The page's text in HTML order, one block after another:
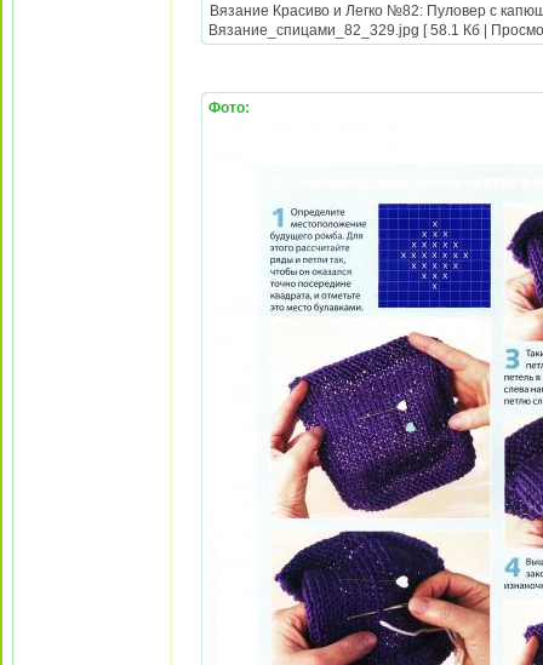
Вязание Красиво и Легко №82: Пуловер с
Вязание_спицами_82_329.jpg [ 58.1 Кб |
Фото: